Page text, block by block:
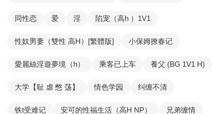
同性恋 爱 淫 陷宠（高h ）1V1
性奴男妻（雙性 高H）[繁體版] 小保姆撩春记
愛麗絲淫遊夢境（h） 乘客已上车 養父 (BG 1V1 H)
大学【耻 虐 憋 荡】 情色学园 纠缠不清
铁t受难记 安可的性福生活（高H NP） 兄弟缠情